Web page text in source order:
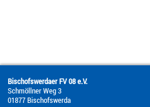
Bischofswerdaer FV 08 e.V.
Schmöllner Weg 3
01877 Bischofswerda